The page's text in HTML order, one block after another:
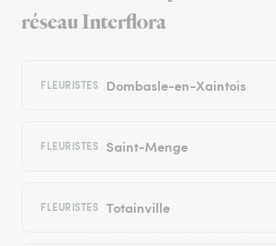
réseau Interflora
FLEURISTES Dombasle-en-Xaintois
FLEURISTES Saint-Menge
FLEURISTES Totainville